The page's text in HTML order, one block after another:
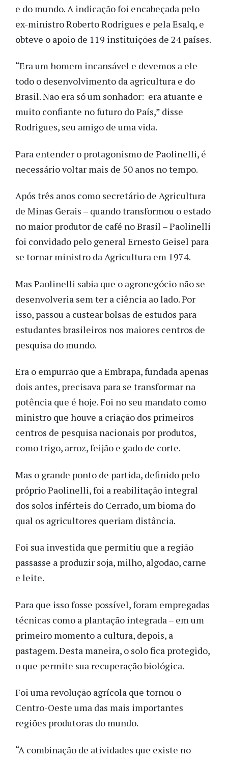
e do mundo. A indicação foi encabeçada pelo
ex-ministro Roberto Rodrigues e pela Esalq, e
obteve o apoio de 119 instituições de 24 países.
“Era um homem incansável e devemos a ele
todo o desenvolvimento da agricultura e do
Brasil. Não era só um sonhador: era atuante e
muito confiante no futuro do País,” disse
Rodrigues, seu amigo de uma vida.
Para entender o protagonismo de Paolinelli, é
necessário voltar mais de 50 anos no tempo.
Após três anos como secretário de Agricultura
de Minas Gerais – quando transformou o estado
no maior produtor de café no Brasil – Paolinelli
foi convidado pelo general Ernesto Geisel para
se tornar ministro da Agricultura em 1974.
Mas Paolinelli sabia que o agronegócio não se
desenvolveria sem ter a ciência ao lado. Por
isso, passou a custear bolsas de estudos para
estudantes brasileiros nos maiores centros de
pesquisa do mundo.
Era o empurrão que a Embrapa, fundada apenas
dois antes, precisava para se transformar na
potência que é hoje. Foi no seu mandato como
ministro que houve a criação dos primeiros
centros de pesquisa nacionais por produtos,
como trigo, arroz, feijão e gado de corte.
Mas o grande ponto de partida, definido pelo
próprio Paolinelli, foi a reabilitação integral
dos solos inférteis do Cerrado, um bioma do
qual os agricultores queriam distância.
Foi sua investida que permitiu que a região
passasse a produzir soja, milho, algodão, carne
e leite.
Para que isso fosse possível, foram empregadas
técnicas como a plantação integrada – em um
primeiro momento a cultura, depois, a
pastagem. Desta maneira, o solo fica protegido,
o que permite sua recuperação biológica.
Foi uma revolução agrícola que tornou o
Centro-Oeste uma das mais importantes
regiões produtoras do mundo.
“A combinação de atividades que existe no